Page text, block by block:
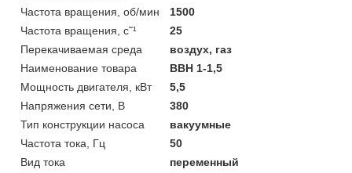
Частота вращения, об/мин
1500
Частота вращения, c˜¹
25
Перекачиваемая среда
воздух, газ
Наименование товара
ВВН 1-1,5
Мощность двигателя, кВт
5,5
Напряжения сети, В
380
Тип конструкции насоса
вакуумные
Частота тока, Гц
50
Вид тока
переменный